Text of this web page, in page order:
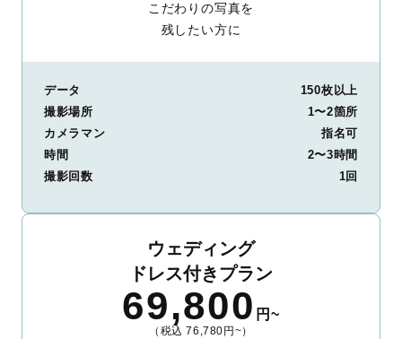
こだわりの写真を
残したい方に
データ
150枚以上
撮影場所
1〜2箇所
カメラマン
指名可
時間
2〜3時間
撮影回数
1回
ウェディング
ドレス付きプラン
69,800 円~
（税込 76,780円~）